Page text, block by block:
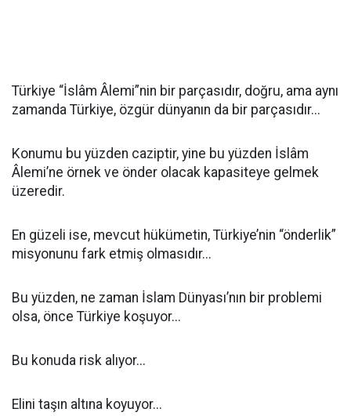
Türkiye “İslâm Âlemi”nin bir parçasıdır, doğru, ama aynı
zamanda Türkiye, özgür dünyanın da bir parçasıdır...
Konumu bu yüzden caziptir, yine bu yüzden İslâm
Âlemi’ne örnek ve önder olacak kapasiteye gelmek
üzeredir.
En güzeli ise, mevcut hükümetin, Türkiye’nin “önderlik”
misyonunu fark etmiş olmasıdır...
Bu yüzden, ne zaman İslam Dünyası’nın bir problemi
olsa, önce Türkiye koşuyor...
Bu konuda risk alıyor...
Elini taşın altına koyuyor...